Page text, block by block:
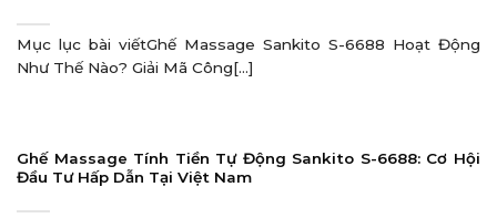
Mục lục bài viếtGhế Massage Sankito S-6688 Hoạt Động
Như Thế Nào? Giải Mã Công[...]
Ghế Massage Tính Tiền Tự Động Sankito S-6688: Cơ Hội
Đầu Tư Hấp Dẫn Tại Việt Nam